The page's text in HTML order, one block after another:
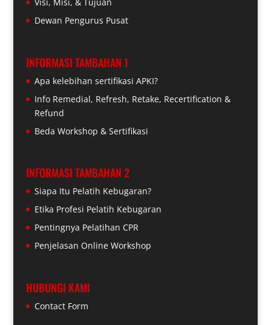
Dewan Pengurus Pusat
INFORMASI TAMBAHAN 1
Apa kelebihan sertifikasi APKI?
Info Remedial, Refresh, Retake, Recertification &
Refund
Beda Workshop & Sertifikasi
INFORMASI TAMBAHAN 2
Siapa Itu Pelatih Kebugaran?
Etika Profesi Pelatih Kebugaran
Pentingnya Pelatihan CPR
Penjelasan Online Workshop
HUBUNGI KAMI
Contact Form